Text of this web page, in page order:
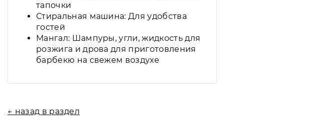
тапочки
Стиральная машина: Для удобства
гостей
Мангал: Шампуры, угли, жидкость для
розжига и дрова для приготовления
барбекю на свежем воздухе
← назад в раздел